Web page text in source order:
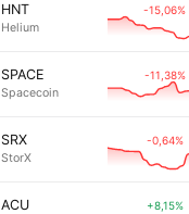
HNT
Helium
-15,06%
SPACE
Spacecoin
-11,38%
SRX
StorX
-0,64%
ACU +8,15%